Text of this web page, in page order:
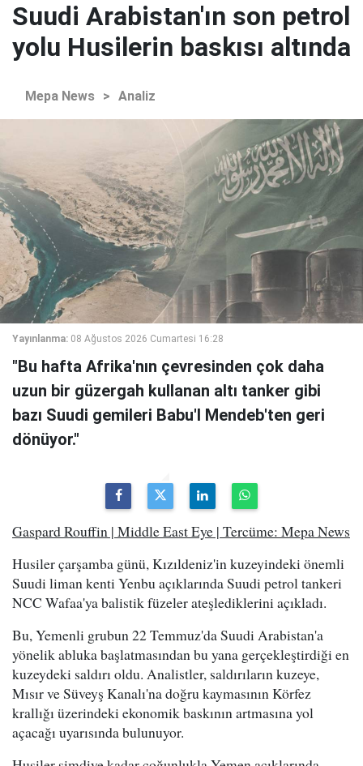
Suudi Arabistan'ın son petrol
yolu Husilerin baskısı altında
Mepa News > Analiz
Yayınlanma: 08 Ağustos 2026 Cumartesi 16:28
"Bu hafta Afrika'nın çevresinden çok daha
uzun bir güzergah kullanan altı tanker gibi
bazı Suudi gemileri Babu'l Mendeb'ten geri
dönüyor."
Gaspard Rouffin | Middle East Eye | Tercüme: Mepa News
Husiler çarşamba günü, Kızıldeniz'in kuzeyindeki önemli
Suudi liman kenti Yenbu açıklarında Suudi petrol tankeri
NCC Wafaa'ya balistik füzeler ateşlediklerini açıkladı.
Bu, Yemenli grubun 22 Temmuz'da Suudi Arabistan'a
yönelik abluka başlatmasından bu yana gerçekleştirdiği en
kuzeydeki saldırı oldu. Analistler, saldırıların kuzeye,
Mısır ve Süveyş Kanalı'na doğru kaymasının Körfez
krallığı üzerindeki ekonomik baskının artmasına yol
açacağı uyarısında bulunuyor.